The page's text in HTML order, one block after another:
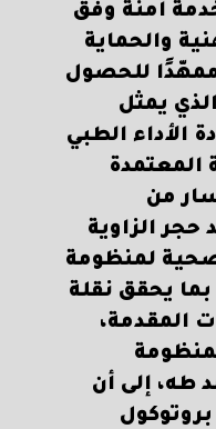
آمنة وفق
والحماية
ممهّدًا للحصول
يمثل
الأداء الطبي
المعتمدة
من
حجر الزاوية
لمنظومة
يحقق نقلة
المقدمة،
طه، إلى أن